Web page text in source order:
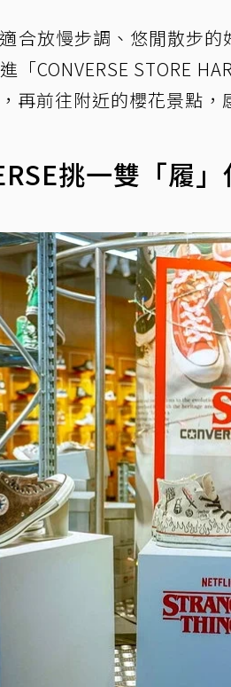
合放慢步調、悠閒散步
「CONVERSE STORE
再前往附近的櫻花景點，
挑一雙「履」